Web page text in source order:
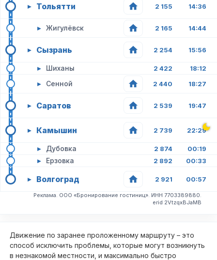
▸ Тольятти 2 155 14:36
▸ Жигулёвск 2 165 14:44
▸ Сызрань 2 254 15:56
▸ Шиханы 2 422 18:12
▸ Сенной 2 440 18:27
▸ Саратов 2 539 19:47
▸ Камышин 2 739 22:29
▸ Дубовка 2 874 00:19
▸ Ерзовка 2 892 00:33
▸ Волгоград 2 921 00:57
Реклама. ООО «Бронирование гостиниц». ИНН 7703389880.
erid 2VtzqxBJaMB
Движение по заранее проложенному маршруту – это
способ исключить проблемы, которые могут возникнуть
в незнакомой местности, и максимально быстро